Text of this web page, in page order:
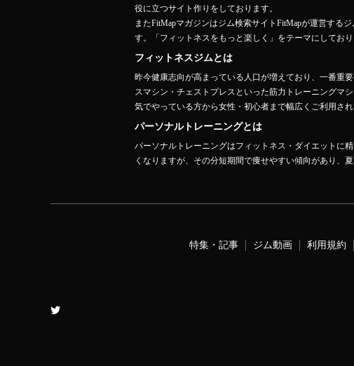
役に立つサイト作りをしております。
またFitMapマガジンはジム検索サイトFitMapが運営する
す。「フィットネスをもっと楽しく」をテーマにしてお
フィットネスジムとは
昨今健康志向が高まっている人口が増えており、一番重
スマシン・チェストプレスといった筋力トレーニングマ
気でやっている方から女性・初心者まで幅広くご利用さ
パーソナルトレーニングとは
パーソナルトレーニングはフィットネス・ダイエットに
くなりますが、その分短期間で痩せやすい傾向があり、
特集・記事 ジム動画 利用規約